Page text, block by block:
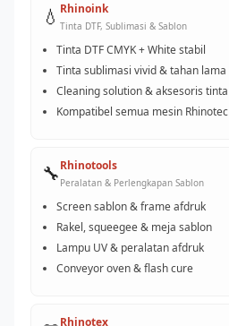
💧 Rhinoink
Tinta DTF, Sublimasi & Sablon
Tinta DTF CMYK + White stabil
Tinta sublimasi vivid & tahan lama
Cleaning solution & aksesoris tinta
Kompatibel semua mesin Rhinotec
🔧Rhinotools
Peralatan & Perlengkapan Sablon
Screen sablon & frame afdruk
Rakel, squeegee & meja sablon
Lampu UV & peralatan afdruk
Conveyor oven & flash cure
Rhinotex